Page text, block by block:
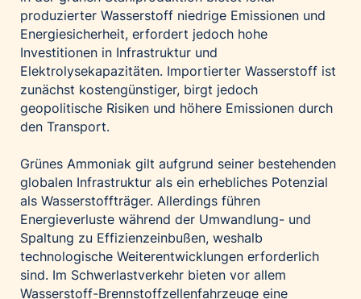
produzierter Wasserstoff niedrige Emissionen und
Energiesicherheit, erfordert jedoch hohe
Investitionen in Infrastruktur und
Elektrolysekapazitäten. Importierter Wasserstoff ist
zunächst kostengünstiger, birgt jedoch
geopolitische Risiken und höhere Emissionen durch
den Transport.
Grünes Ammoniak gilt aufgrund seiner bestehenden
globalen Infrastruktur als ein erhebliches Potenzial
als Wasserstoffträger. Allerdings führen
Energieverluste während der Umwandlung- und
Spaltung zu Effizienzeinbußen, weshalb
technologische Weiterentwicklungen erforderlich
sind. Im Schwerlastverkehr bieten vor allem
Wasserstoff-Brennstoffzellenfahrzeuge eine